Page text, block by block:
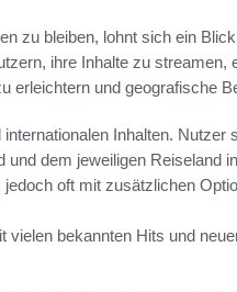
zu bleiben, lohnt sich ein
ihre Inhalte zu streamen,
erleichtern und geografische
Inhalten.
dem jeweiligen Reiseland
oft mit zusätzlichen
vielen bekannten Hits und